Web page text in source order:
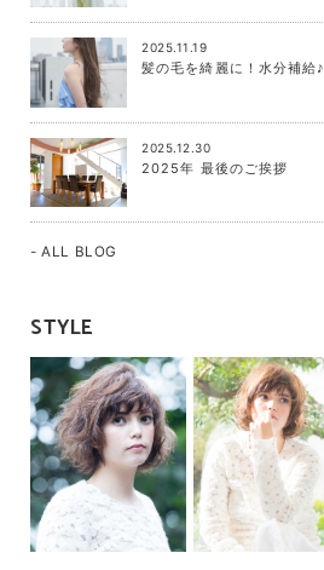
2025.11.19
髪の毛を綺麗に！水分補給♪
2025.12.30
2025年 最後のご挨拶
- ALL BLOG
STYLE